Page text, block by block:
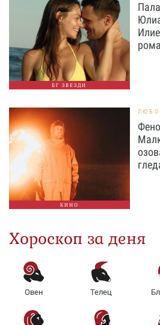
БГ ЗВЕЗДИ
КИНО
Хороскоп за деня
Овен Телец